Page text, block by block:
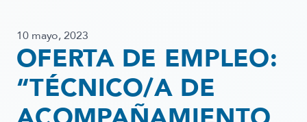
10 mayo, 2023
OFERTA DE EMPLEO:
“TÉCNICO/A DE